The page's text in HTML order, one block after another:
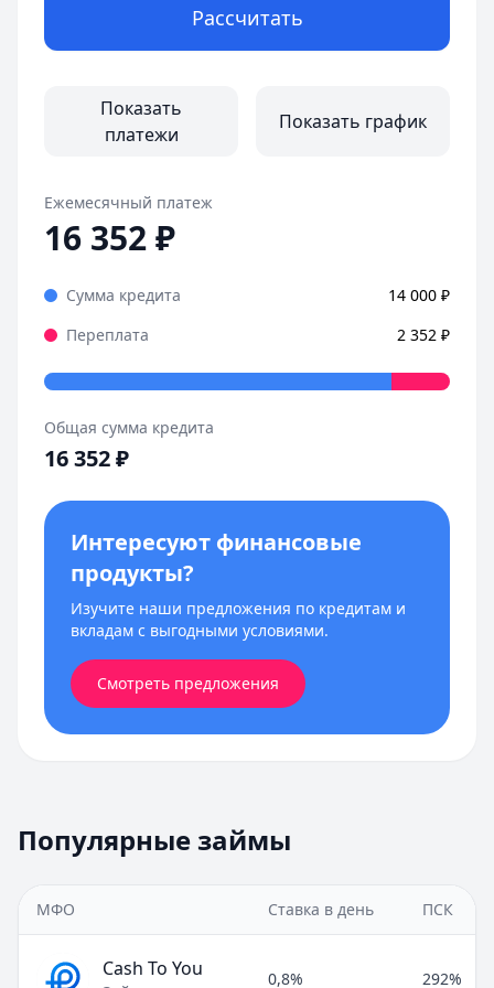
Рассчитать
Показать
платежи
Показать график
Ежемесячный платеж
16 352₽
Сумма кредита 14 000 ₽
Переплата
2 352 ₽
Общая сумма кредита
16 352₽
Интересуют финансовые
продукты?
Изучите наши предложения по кредитам и
вкладам с выгодными условиями.
Смотреть предложения
Популярные займы
МФО Ставка в день ПСК
Cash To You 0,8% 292%